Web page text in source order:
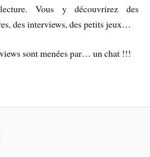
Vous y découvrirez des
des interviews, des petits jeux…
sont menées par… un chat !!!